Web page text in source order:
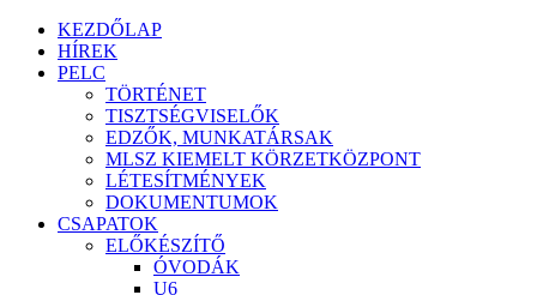
KEZDŐLAP
HÍREK
PELC
TÖRTÉNET
TISZTSÉGVISELŐK
EDZŐK, MUNKATÁRSAK
MLSZ KIEMELT KÖRZETKÖZPONT
LÉTESÍTMÉNYEK
DOKUMENTUMOK
CSAPATOK
ELŐKÉSZÍTŐ
ÓVODÁK
U6